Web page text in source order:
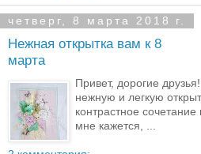
четверг, 8 марта 2018 г.
Нежная открытка вам к 8
марта
Привет, дорогие
нежную и легкую
контрастное
мне кажется, ...